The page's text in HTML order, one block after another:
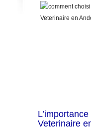
Veterinaire